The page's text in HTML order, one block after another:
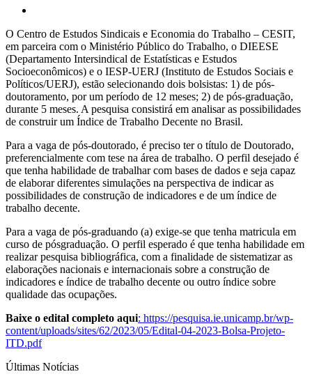
O Centro de Estudos Sindicais e Economia do Trabalho – CESIT,
em parceira com o Ministério Público do Trabalho, o DIEESE
(Departamento Intersindical de Estatísticas e Estudos
Socioeconômicos) e o IESP-UERJ (Instituto de Estudos Sociais e
Políticos/UERJ), estão selecionando dois bolsistas: 1) de pós-
doutoramento, por um período de 12 meses; 2) de pós-graduação,
durante 5 meses. A pesquisa consistirá em analisar as possibilidades
de construir um Índice de Trabalho Decente no Brasil.
Para a vaga de pós-doutorado, é preciso ter o título de Doutorado,
preferencialmente com tese na área de trabalho. O perfil desejado é
que tenha habilidade de trabalhar com bases de dados e seja capaz
de elaborar diferentes simulações na perspectiva de indicar as
possibilidades de construção de indicadores e de um índice de
trabalho decente.
Para a vaga de pós-graduando (a) exige-se que tenha matricula em
curso de pósgraduação. O perfil esperado é que tenha habilidade em
realizar pesquisa bibliográfica, com a finalidade de sistematizar as
elaborações nacionais e internacionais sobre a construção de
indicadores e índice de trabalho decente ou outro índice sobre
qualidade das ocupações.
Baixe o edital completo aqui: https://pesquisa.ie.unicamp.br/wp-
content/uploads/sites/62/2023/05/Edital-04-2023-Bolsa-Projeto-
ITD.pdf
Últimas Notícias